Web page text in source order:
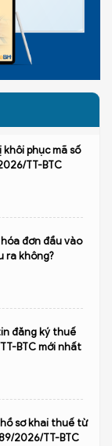
phục mã số
TT-BTC
đơn đầu vào
ra không?
đăng ký thuế
BTC mới nhất
sơ khai thuế từ
2026/TT-BTC